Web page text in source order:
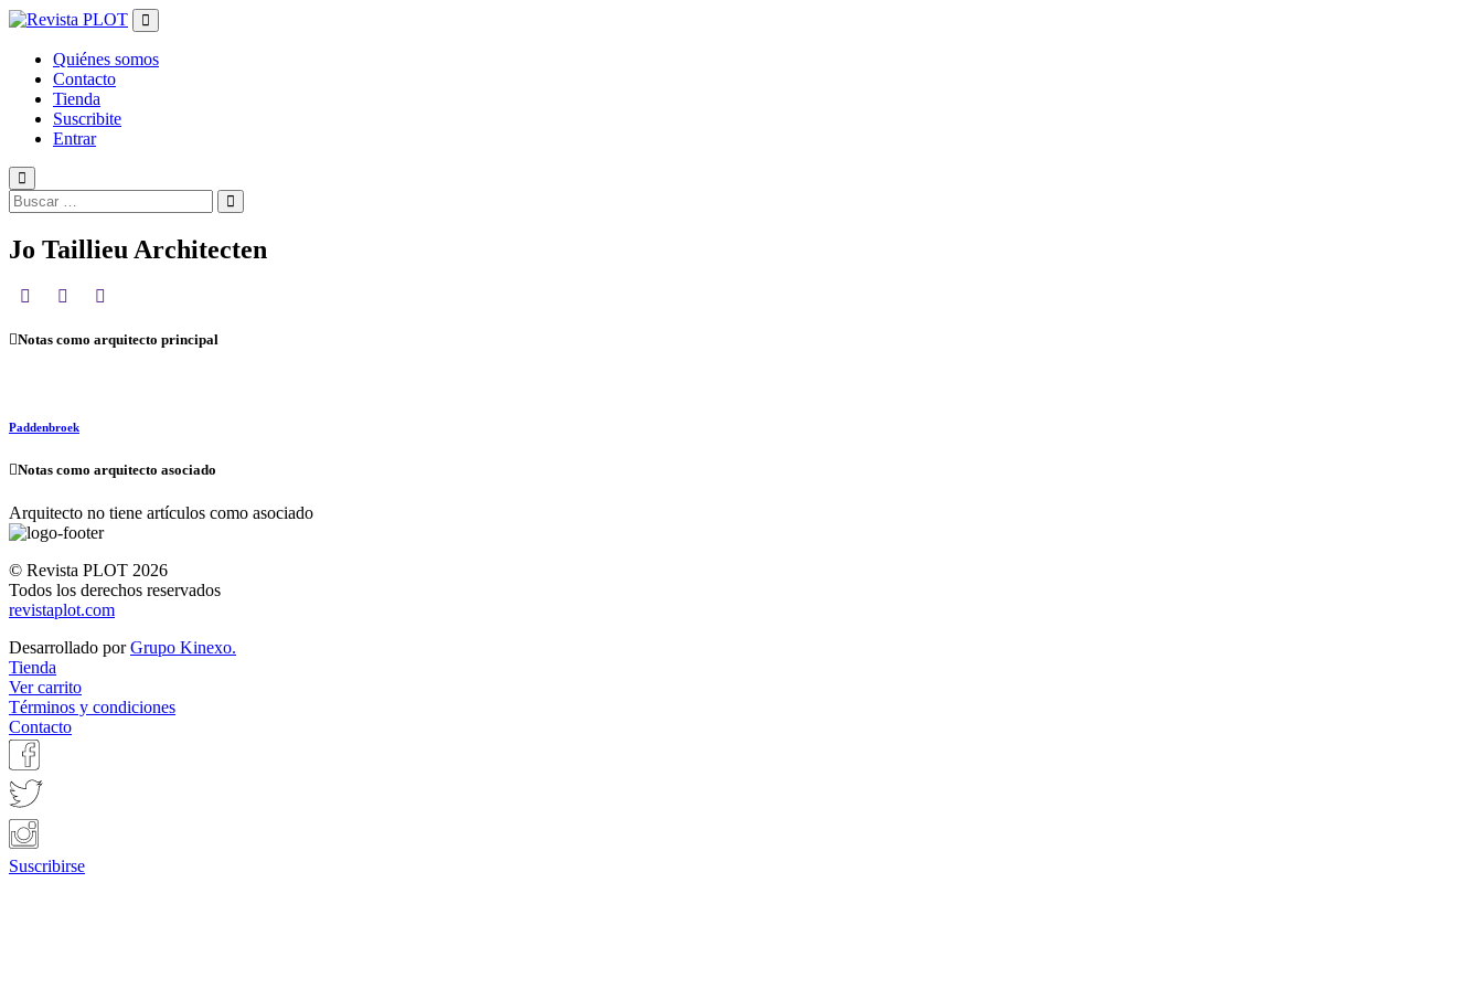
Salir
contenidoQuiénes somos
Contacto
Tienda
Suscribite
Entrar
Jo Taillieu Architecten
Notas como arquitecto principal
Paddenbroek
Notas como arquitecto asociado
Arquitecto no tiene artículos como asociado
© Revista PLOT 2026
Todos los derechos reservados
revistaplot.com
Desarrollado porGrupo Kinexo.
Tienda
Ver carrito
Términos y condiciones
Contacto
Suscribirse